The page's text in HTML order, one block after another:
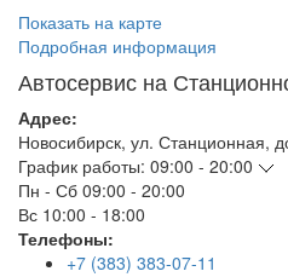
Показать на карте
Подробная информация
Автосервис на
Адрес:
Новосибирск, ул. Станционная,
График работы: 09:00 - 20:00
Пн - Сб 09:00 - 20:00
Вс 10:00 - 18:00
Телефоны:
+7 (383) 383-07-11